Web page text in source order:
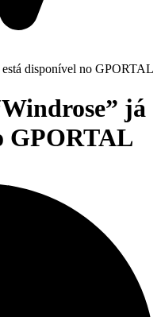
está disponível no GPORTAL
já
GPORTAL